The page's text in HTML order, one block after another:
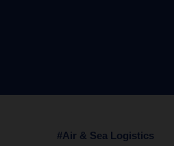
#Air & Sea Logistics